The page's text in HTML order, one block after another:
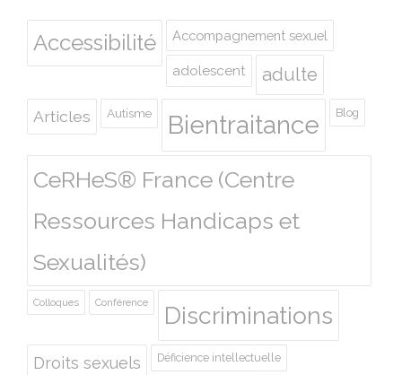
Accessibilité Accompagnement sexuel
adolescent adulte
Articles Autisme Bientraitance Blog
CeRHeS® France (Centre
Ressources Handicaps et
Sexualités)
Colloques Conférence Discriminations
Droits sexuels Déficience intellectuelle